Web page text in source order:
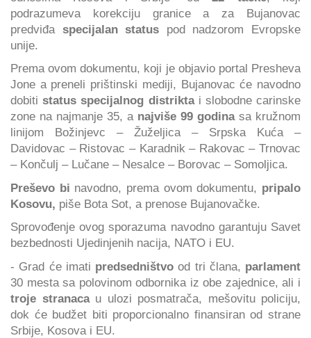
podrazumeva korekciju granice a za Bujanovac
predviđa specijalan status pod nadzorom Evropske
unije.
Prema ovom dokumentu, koji je objavio portal Presheva
Jone a preneli prištinski mediji, Bujanovac će navodno
dobitistatus specijalnog distriktai slobodne carinske
zone na najmanje 35, a najviše 99 godinasa kružnom
linijom Božinjevc – Žuželjica – Srpska Kuća –
Davidovac – Ristovac – Karadnik – Rakovac – Trnovac
– Končulj – Lučane – Nesalce – Borovac – Somoljica.
Preševo bi navodno, prema ovom dokumentu, pripalo
Kosovu, piše Bota Sot, a prenose Bujanovačke.
Sprovođenje ovog sporazuma navodno garantuju Savet
bezbednosti Ujedinjenih nacija, NATO i EU.
- Grad će imati predsedništvo od tri člana, parlament
30 mesta sa polovinom odbornika iz obe zajednice, ali i
troje stranaca u ulozi posmatrača, mešovitu policiju,
dok će budžet biti proporcionalno finansiran od strane
Srbije, Kosova i EU.